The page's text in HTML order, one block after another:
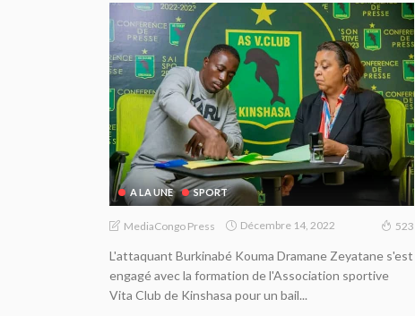
A LA UNE SPORT
MediaCongo Press Décembre 14, 2022 523
L'attaquant Burkinabé Kouma Dramane Zeyatane s'est
engagé avec la formation de l'Association sportive
Vita Club de Kinshasa pour un bail...